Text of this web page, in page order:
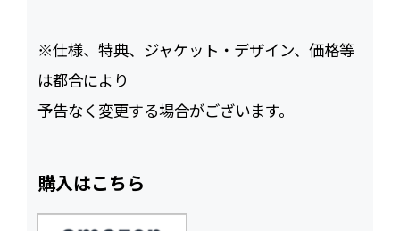
※仕様、特典、ジャケット・デザイン、価格等
は都合により
予告なく変更する場合がございます。
購入はこちら